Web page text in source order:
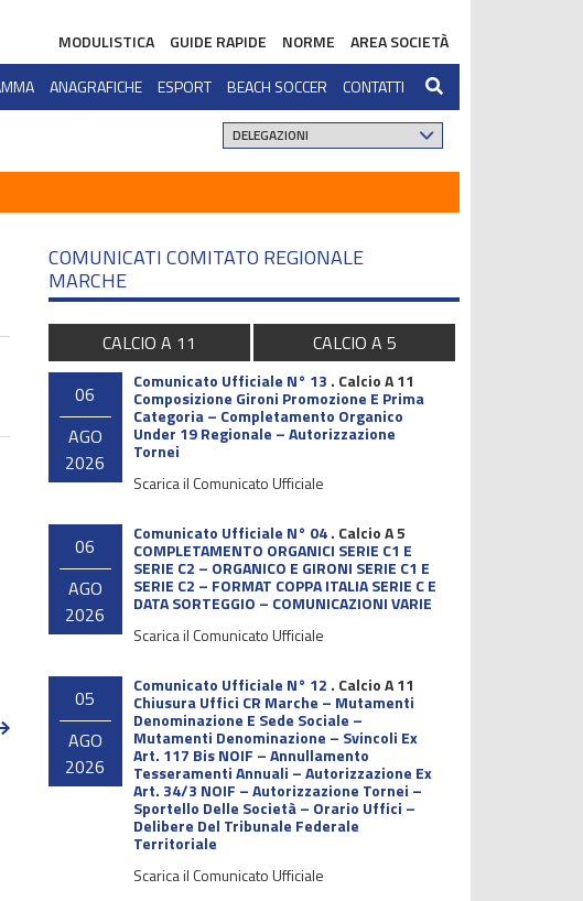
MODULISTICA GUIDE RAPIDE NORME
AREA SOCIETÀ
ANAGRAFICHE ESPORT BEACH SOCCER CONTATTI
COMUNICATI COMITATO REGIONALE
MARCHE
CALCIO A 11
CALCIO A 5
06
AGO
2026
Comunicato Ufficiale N° 13 . Calcio A 11
Composizione Gironi Promozione E Prima
Categoria – Completamento Organico
Under 19 Regionale – Autorizzazione
Tornei
Scarica il Comunicato Ufficiale
06
AGO
2026
Comunicato Ufficiale N° 04. Calcio A 5
COMPLETAMENTO ORGANICI SERIE C1 E
SERIE C2 – ORGANICO E GIRONI SERIE C1 E
SERIE C2 – FORMAT COPPA ITALIA SERIE C E
DATA SORTEGGIO – COMUNICAZIONI VARIE
Scarica il Comunicato Ufficiale
05
AGO
2026
Comunicato Ufficiale N° 12 . Calcio A 11
Chiusura Uffici CR Marche – Mutamenti
Denominazione E Sede Sociale –
Mutamenti Denominazione – Svincoli Ex
Art. 117 Bis NOIF – Annullamento
Tesseramenti Annuali – Autorizzazione Ex
Art. 34/3 NOIF – Autorizzazione Tornei –
Sportello Delle Società – Orario Uffici –
Delibere Del Tribunale Federale
Territoriale
Scarica il Comunicato Ufficiale